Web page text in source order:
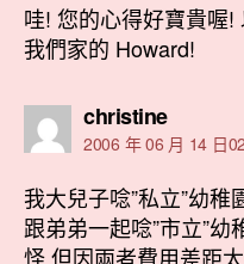
哇! 您的心得好寶貴喔
我們家的 Howard!
christine表
示:
2006 年 06 月 14 日
我大兒子唸”私立”幼
跟弟弟一起唸”市立”
怪,但因兩者費用差距